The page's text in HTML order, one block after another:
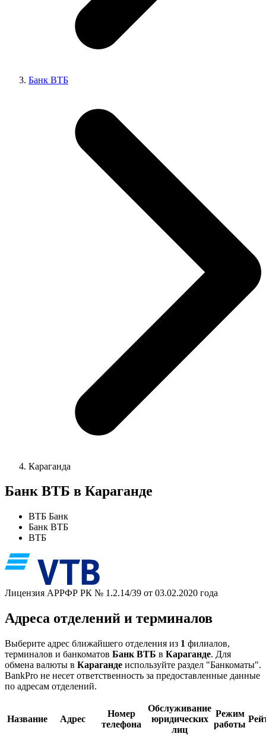
Банк ВТБ
Караганда
Банк ВТБ в Караганде
ВТБ Банк
Банк ВТБ
ВТБ
Лицензия АРРФР РК № 1.2.14/39 от 03.02.2020 года
Адреса отделений и терминалов
Выберите адрес ближайшего отделения из 1 филиалов,
терминалов и банкоматов Банк ВТБ в Караганде. Для
обмена валюты в Караганде используйте раздел "Банкоматы".
BankPro не несет ответственность за предоставленные данные
по адресам отделений.
Название Адрес
Номер
телефона
Обслуживание
юридических
лиц
Режим
работы